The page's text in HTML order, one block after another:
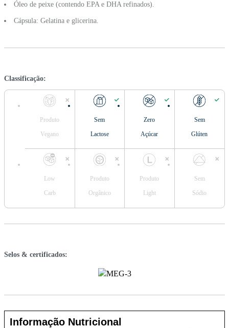
Óleo de peixe (contendo EPA e DHA refinados).
Cápsula: Gelatina e glicerina.
Classificação:
Produto
Vegano
Sem
Lactose
Zero
Açúcar
Sem
Glúten
Low
Carb
Produto
Orgânico
Produto
Light
Sem
Sódio
Selos & certificados:
Informação Nutricional